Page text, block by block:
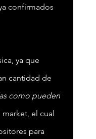
confirmados
ya que
cantidad de
como pueden
el cual
para